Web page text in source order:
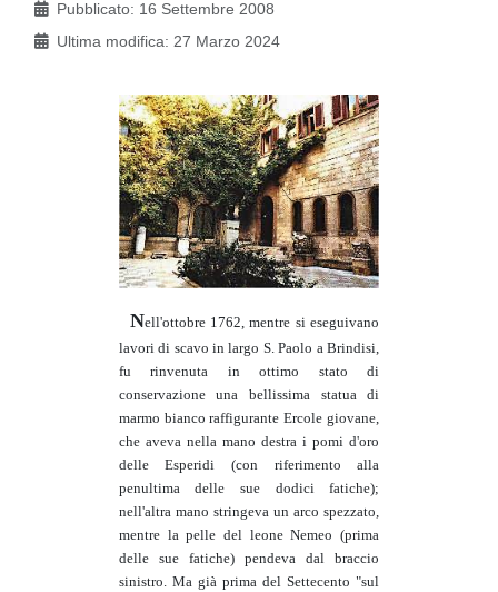
Pubblicato: 16 Settembre 2008
Ultima modifica: 27 Marzo 2024
Nell'ottobre 1762, mentre si eseguivano
lavori di scavo in largo S. Paolo a Brindisi,
fu rinvenuta in ottimo stato di
conservazione una bellissima statua di
marmo bianco raffigurante Ercole giovane,
che aveva nella mano destra i pomi d'oro
delle Esperidi (con riferimento alla
penultima delle sue dodici fatiche);
nell'altra mano stringeva un arco spezzato,
mentre la pelle del leone Nemeo (prima
delle sue fatiche) pendeva dal braccio
sinistro. Ma già prima del Settecento "sul